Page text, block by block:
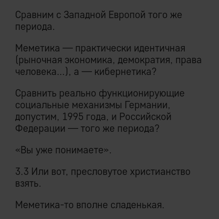
Сравним с Западной Европой того же
периода.
Меметика — практически идентичная
(рыночная экономика, демократия, права
человека…), а — кибернетика?
Сравнить реально функционирующие
социальные механизмы Германии,
допустим, 1995 года, и Российской
Федерации — того же периода?
«Вы уже понимаете».
3.3 Или вот, пресловутое христианство
взять.
Меметика-то вполне сладенькая.